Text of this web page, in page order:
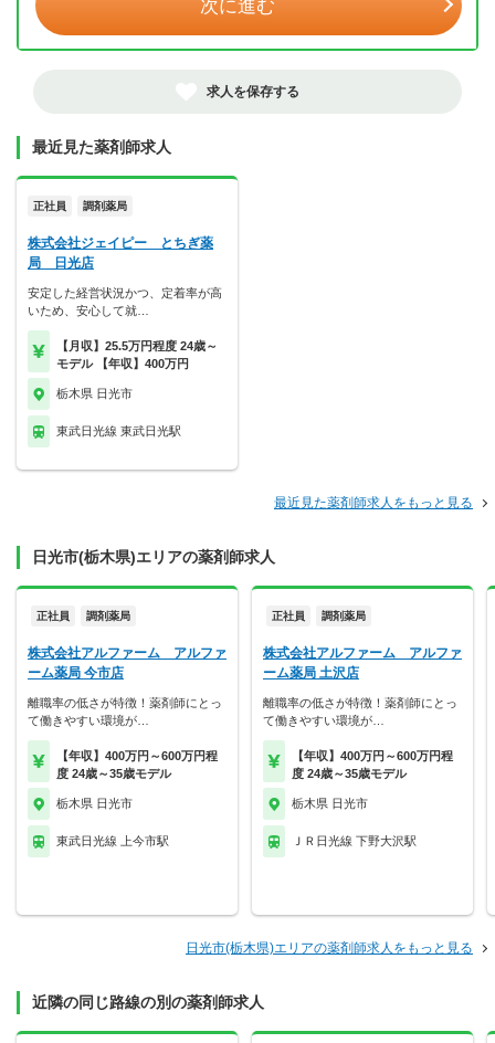
次に進む
求人を保存する
最近見た薬剤師求人
正社員 調剤薬局
株式会社ジェイピー とちぎ薬
局 日光店
安定した経営状況かつ、定着率が高
いため、安心して就…
【月収】25.5万円程度 24歳～
モデル 【年収】400万円
栃木県 日光市
東武日光線 東武日光駅
最近見た薬剤師求人をもっと見る
日光市(栃木県)エリアの薬剤師求人
正社員 調剤薬局
株式会社アルファーム アルファ
ーム薬局 今市店
離職率の低さが特徴！薬剤師にとっ
て働きやすい環境が…
【年収】400万円～600万円程
度 24歳～35歳モデル
栃木県 日光市
東武日光線 上今市駅
正社員 調剤薬局
株式会社アルファーム アルファ
ーム薬局 土沢店
離職率の低さが特徴！薬剤師にとっ
て働きやすい環境が…
【年収】400万円～600万円程
度 24歳～35歳モデル
栃木県 日光市
ＪＲ日光線 下野大沢駅
日光市(栃木県)エリアの薬剤師求人をもっと見る
近隣の同じ路線の別の薬剤師求人